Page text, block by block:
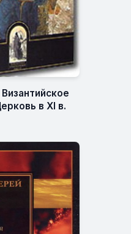
в XI в.